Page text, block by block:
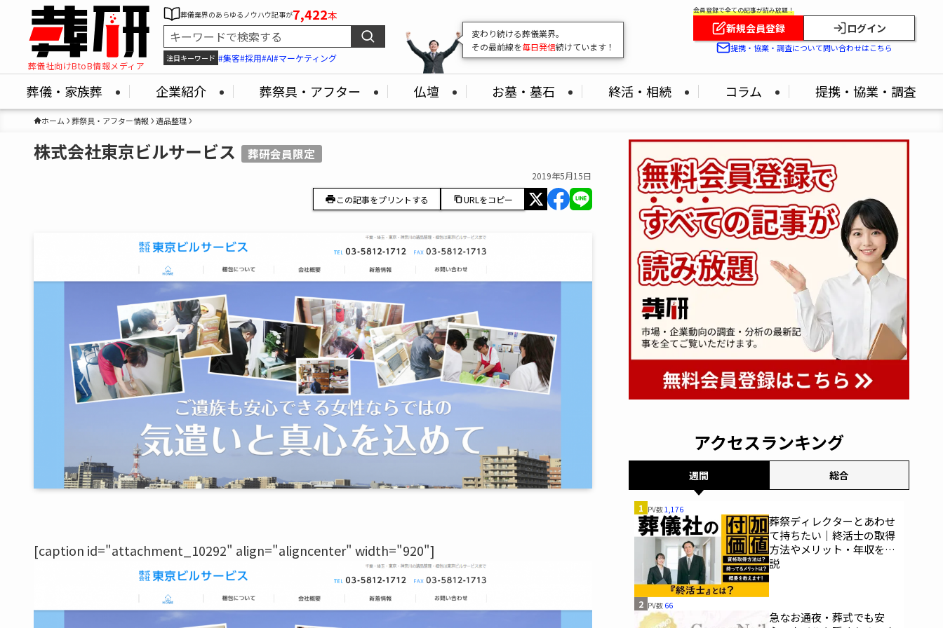
葬儀社向けBtoB情報メディア
葬儀業界のあらゆるノウハウ記事が7,422本
注目キーワード #集客#採用#AI#マーケティング
葬儀業界の"いま"がここでわかる！
最新の市場情報をどこよりも早くお届け！
会員登録で全ての記事が読み放題！
新規会員登録 ログイン
提携・協業・調査について問い合わせはこちら
葬儀・家族葬 企業紹介 葬祭具・アフター 仏壇 お墓・墓石 終活・相続 コラム 提携・協業・調査
ホーム 葬祭具・アフター情報 遺品整理
株式会社東京ビルサービス 葬研会員限定
2019年5月15日
この記事をプリントする
URLをコピー
[caption id="attachment_10292" align="aligncenter" width="920"]
アクセスランキング
週間 総合
1 PV数1,176
葬祭ディレクターとあわせ
て持ちたい｜終活士の取得
方法やメリット・年収を解
説
2 PV数 66
急なお通夜・葬式でも安